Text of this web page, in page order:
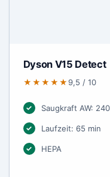
Dyson V15 Detect
★★★★★ 9,5 / 10
Saugkraft AW:
Laufzeit: 65 min
HEPA